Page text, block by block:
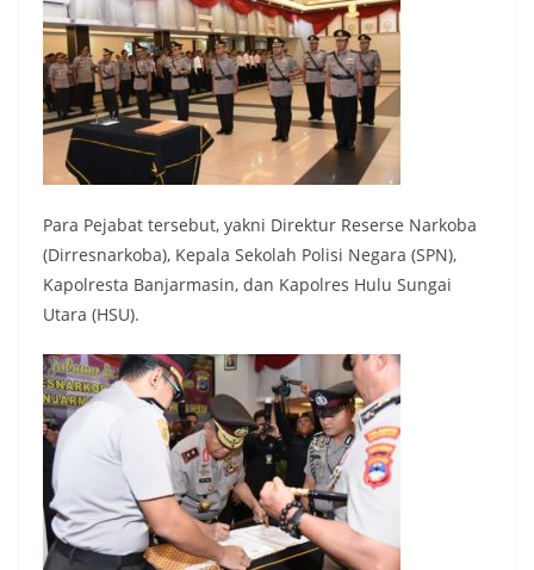
Para Pejabat tersebut, yakni Direktur Reserse Narkoba
(Dirresnarkoba), Kepala Sekolah Polisi Negara (SPN),
Kapolresta Banjarmasin, dan Kapolres Hulu Sungai
Utara (HSU).